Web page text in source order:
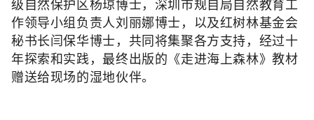
级自然保护区杨琼博士，深圳市规自局自然教育工
作领导小组负责人刘丽娜博士，以及红树林基金会
秘书长闫保华博士，共同将集聚各方支持，经过十
年探索和实践，最终出版的《走进海上森林》教材
赠送给现场的湿地伙伴。